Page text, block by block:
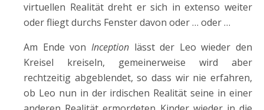
virtuellen Realität dreht er sich in extenso weiter
oder fliegt durchs Fenster davon oder … oder …
Am Ende von Inceptionlässt der Leo wieder den
Kreisel kreiseln, gemeinerweise wird aber
rechtzeitig abgeblendet, so dass wir nie erfahren,
ob Leo nun in der irdischen Realität seine in einer